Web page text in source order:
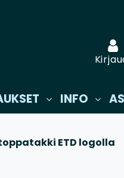
INFO
ETD logolla